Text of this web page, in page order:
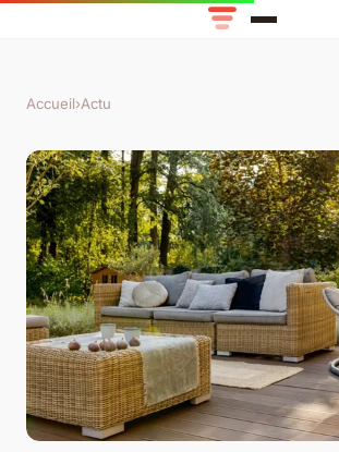
Accueil›Actu